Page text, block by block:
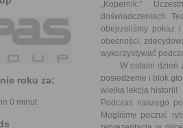
roku za:
0 minut
„Kopernik.”
doświadczeniach
obejrzeliśmy pokaz
obecności,
wykorzystywać
W ostatni dzień
posiedzenie i blok
wielka lekcja historii!
Podczas naszego
Mogliśmy poczuć